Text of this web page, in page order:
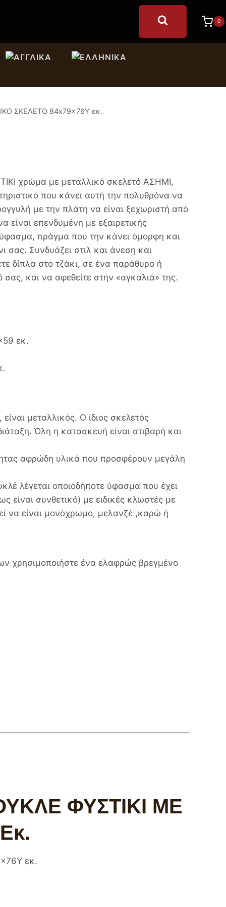
0
ΣΚΕΛΕΤΟ 84x79x76Υ εκ.
χρώμα με μεταλλικό σκελετό ΑΣΗΜΙ,
που κάνει αυτή την πολυθρόνα να
με την πλάτη να είναι ξεχωριστή από
είναι επενδυμένη με εξαιρετικής
πράγμα που την κάνει όμορφη και
σας. Συνδυάζει στιλ και άνεση και
δίπλα στο τζάκι, σε ένα παράθυρο ή
και να αφεθείτε στην «αγκαλιά» της.
εκ.
μεταλλικός. Ο ίδιος σκελετός
Όλη η κατασκευή είναι στιβαρή και
αφρώδη υλικά που προσφέρουν μεγάλη
λέγεται οποιοδήποτε ύφασμα που έχει
συνθετικό) με ειδικές κλωστές με
να είναι μονόχρωμο, μελανζέ ,καρώ ή
χρησιμοποιήστε ένα ελαφρώς βρεγμένο
ΦΥΣΤΙΚΙ ΜΕ
εκ.